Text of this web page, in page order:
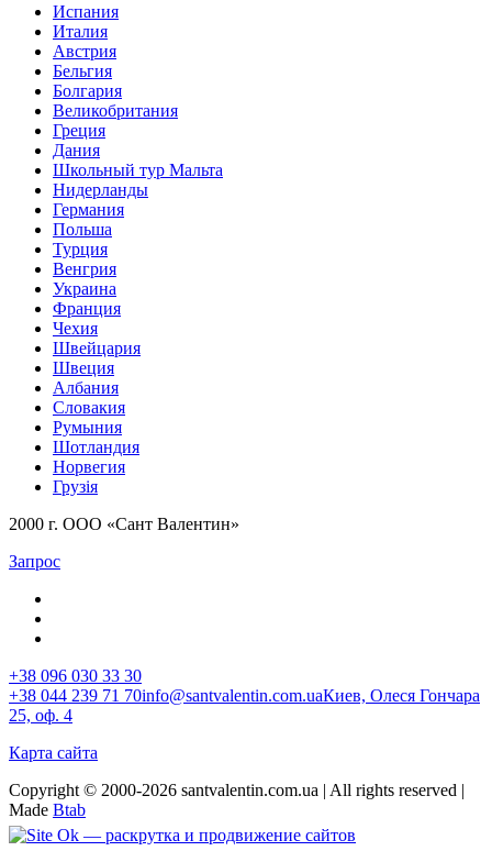
Испания
Италия
Австрия
Бельгия
Болгария
Великобритания
Греция
Дания
Школьный тур Мальта
Нидерланды
Германия
Польша
Турция
Венгрия
Украина
Франция
Чехия
Швейцария
Швеция
Албания
Словакия
Румыния
Шотландия
Норвегия
Грузія
2000 г. ООО «Сант Валентин»
Запрос
+38 096 030 33 30
+38 044 239 71 70info@santvalentin.com.uaКиев, Олеся Гончара
25, оф. 4
Карта сайта
Copyright © 2000-2026 santvalentin.com.ua | All rights reserved |
Made Btab